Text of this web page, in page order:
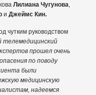
Лилиана Чугунова,
и Джеймс Кин.
чутким руководством
телемедицинский
прошел очень
по поводу
были
медицинскую
надеемся